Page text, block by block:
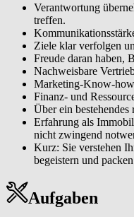
führen. Von der normierten
Vermarktungskonzepte bis
Sie eine hohe
erfolgreiche Vermittlungen.
Als lokaler
analysieren Ihren Markt,
entwickeln eigene
eindeutig positionieren, um
wachsendes Standing als
Ein tragfähiges Netzwerk
W&W Netzwerk und
Tippgebern,
Kontakten, das Ihr Geschäft
Verantwortung
treffen.
Ziele klar verfolgen
Freude daran haben,
Nachweisbare
Marketing-Know-
Finanz- und
Über ein
Erfahrung als
nicht zwingend
Kurz: Sie verstehen
begeistern und
Aufgaben